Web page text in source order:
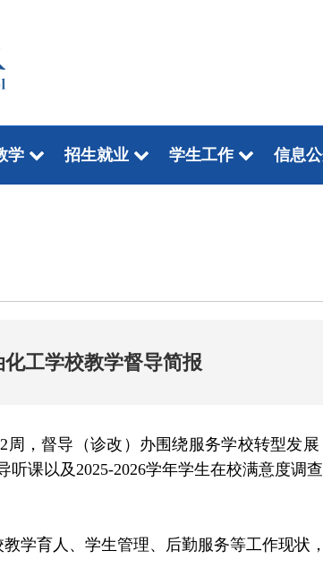
学 招生就业 学生工作 信息
化工学校教学督导简报
周，督导（诊改）办围绕服务学校转型发
课以及2025-2026学年学生在校满意度调查
学育人、学生管理、后勤服务等工作现状